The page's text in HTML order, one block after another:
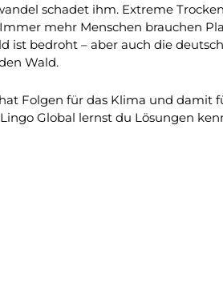
schadet ihm. Extreme
mehr Menschen brauchen
ist bedroht – aber auch die
Wald.
Folgen für das Klima und damit
Global lernst du Lösungen